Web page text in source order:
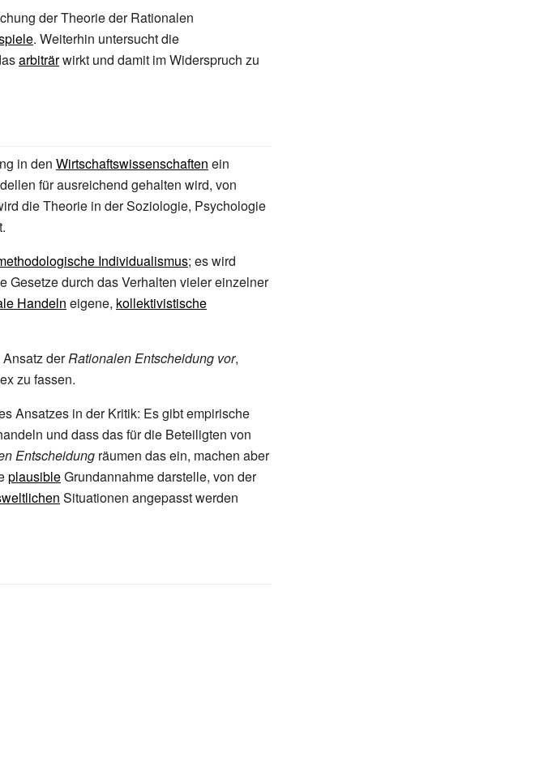
der Theorie der Rationalen
. Weiterhin untersucht die
arbiträrwirkt und damit im Widerspruch zu
in den Wirtschaftswissenschaften ein
für ausreichend gehalten wird, von
die Theorie in der Soziologie, Psychologie
Individualismus; es wird
Gesetze durch das Verhalten vieler einzelner
Handeln eigene, kollektivistische
derRationalen Entscheidung vor,
zu fassen.
Ansatzes in der Kritik: Es gibt empirische
und dass das für die Beteiligten von
Entscheidung räumen das ein, machen aber
plausibleGrundannahme darstelle, von der
Situationen angepasst werden